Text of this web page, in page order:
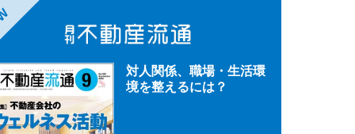
対人関係、職場・生活環
境を整えるには？